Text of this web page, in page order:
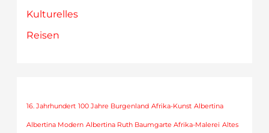
Kulturelles
Reisen
16. Jahrhundert 100 Jahre Burgenland Afrika-Kunst Albertina
Albertina Modern Albertina Ruth Baumgarte Afrika-Malerei Altes